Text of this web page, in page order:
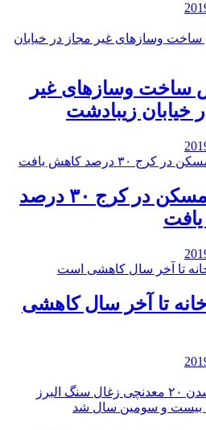
ساخت وسازهای غیر
خیابان زیبادشت
️قیمت مسکن در کرج ۳۰ درصد
تا آخر سال کاهشی